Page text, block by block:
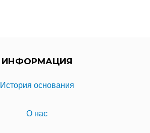
ИНФОРМАЦИЯ
История основания
О нас